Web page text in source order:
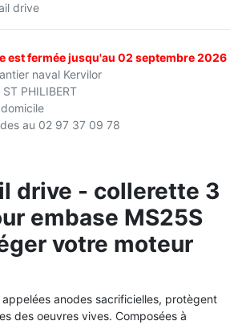
drive
est fermée jusqu'au 02 septembre 2026
naval Kervilor
PHILIBERT
au 02 97 37 09 78
drive - collerette 3
embase MS25S
votre moteur
anodes sacrificielles, protègent
des oeuvres vives. Composées à